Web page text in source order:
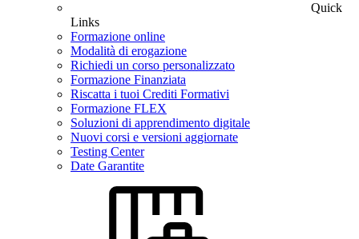
Quick
Links
Formazione online
Modalità di erogazione
Richiedi un corso personalizzato
Formazione Finanziata
Riscatta i tuoi Crediti Formativi
Formazione FLEX
Soluzioni di apprendimento digitale
Nuovi corsi e versioni aggiornate
Testing Center
Date Garantite